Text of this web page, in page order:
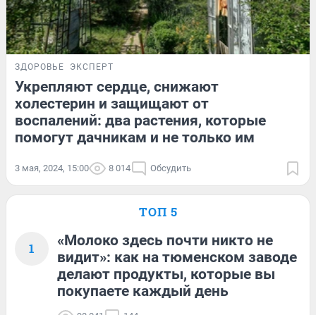
ЗДОРОВЬЕ ЭКСПЕРТ
Укрепляют сердце, снижают
холестерин и защищают от
воспалений: два растения, которые
помогут дачникам и не только им
3 мая, 2024, 15:00 8 014 Обсудить
ТОП 5
1
«Молоко здесь почти никто не
видит»: как на тюменском заводе
делают продукты, которые вы
покупаете каждый день